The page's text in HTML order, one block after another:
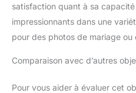
satisfaction quant à sa
impressionnants dans une
pour des photos de mariage
Comparaison avec d’autres
Pour vous aider à évaluer cet